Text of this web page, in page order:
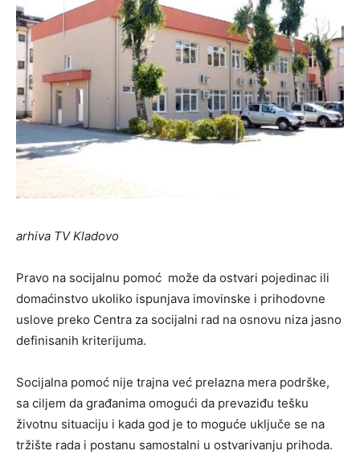
arhiva TV Kladovo
Pravo na socijalnu pomoć može da ostvari pojedinac ili
domaćinstvo ukoliko ispunjava imovinske i prihodovne
uslove preko Centra za socijalni rad na osnovu niza jasno
definisanih kriterijuma.
Socijalna pomoć nije trajna već prelazna mera podrške,
sa ciljem da građanima omogući da prevaziđu tešku
životnu situaciju i kada god je to moguće uključe se na
tržište rada i postanu samostalni u ostvarivanju prihoda.